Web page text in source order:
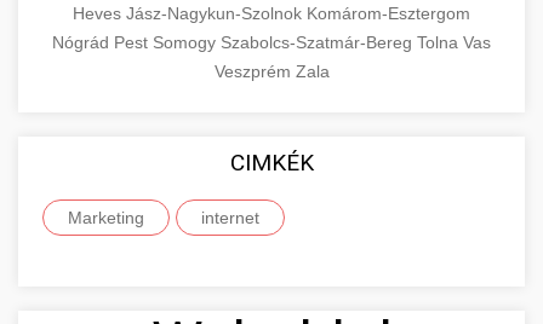
Heves Jász-Nagykun-Szolnok Komárom-Esztergom
Nógrád Pest Somogy Szabolcs-Szatmár-Bereg Tolna Vas
Veszprém Zala
CIMKÉK
Marketing internet